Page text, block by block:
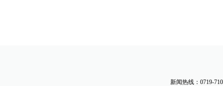
新闻热线：0719-